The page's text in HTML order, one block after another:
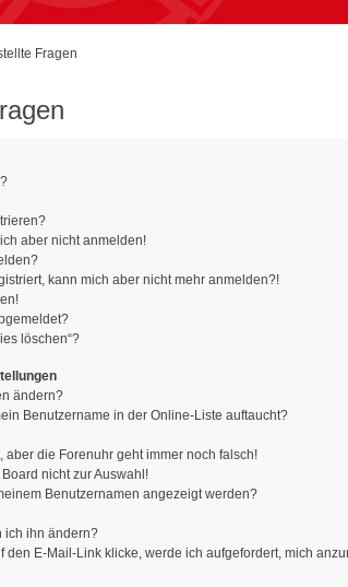
Fragen
aber nicht anmelden!
kann mich aber nicht mehr anmelden?!
löschen“?
ändern?
Benutzername in der Online-Liste auftaucht?
aber die Forenuhr geht immer noch falsch!
nicht zur Auswahl!
Benutzernamen angezeigt werden?
ich ihn ändern?
den E-Mail-Link klicke, werde ich aufgefordert, mich